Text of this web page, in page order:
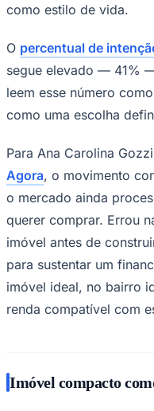
Palmeiras
como estilo de vida.
O percentual de
segue elevado — 41%
leem esse número
como uma escolha
Para Ana Carolina
Agora, o movimento
o mercado ainda
querer comprar. Errou
imóvel antes de
para sustentar um
imóvel ideal, no bairro
renda compatível com
Imóvel compacto